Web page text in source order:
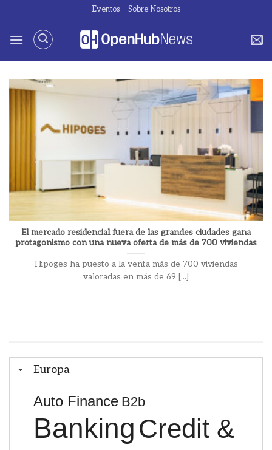
contenido
Eventos Sobre Nosotros
Europa
Auto Finance B2b
Banking Credit &
El mercado residencial fuera de las grandes ciudades gana
protagonismo con una nueva oferta de más de 700 viviendas
Hipoges ha puesto a la venta más de 700 viviendas
valoradas en más de 69 [...]